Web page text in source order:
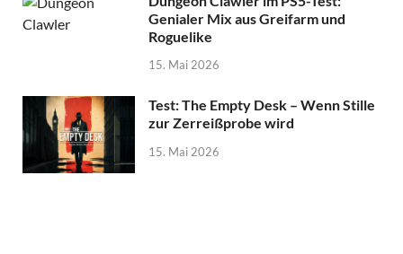
Genialer Mix aus Greifarm und
Roguelike
15. Mai 2026
Test: The Empty Desk – Wenn Stille
zur Zerreißprobe wird
15. Mai 2026